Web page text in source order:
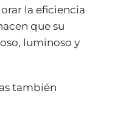
la eficiencia
que su
luminoso y
también